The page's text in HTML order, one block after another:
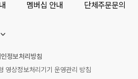
멤버십 안내 단체주문문의
정보처리방침
영상정보처리기기 운영관리 방침